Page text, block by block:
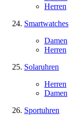
Herren
Smartwatches
Damen
Herren
Solaruhren
Herren
Damen
Sportuhren